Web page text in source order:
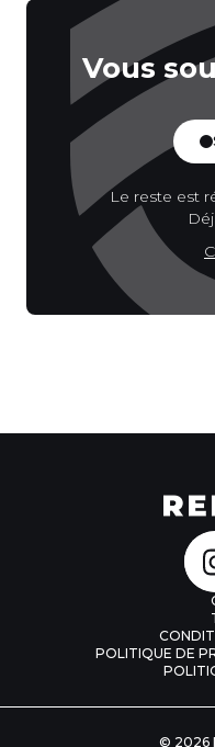
Vous
Le reste est
POLITIQUE DE
© 2026